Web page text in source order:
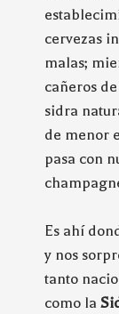
cervezas
malas;
cañeros
sidra
de menor
pasa con
Es ahí
y nos
tanto
como la